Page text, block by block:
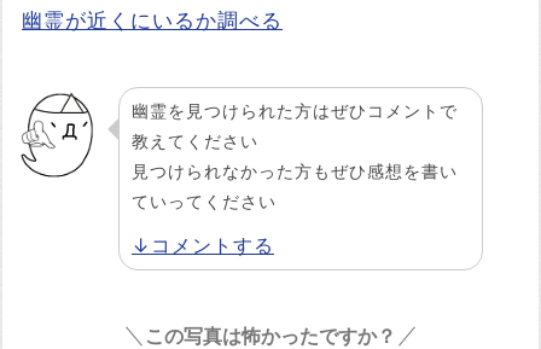
幽霊が近くにいるか調べる
幽霊を見つけられた方はぜひコメントで
教えてください
見つけられなかった方もぜひ感想を書い
ていってください
↓コメントする
この写真は怖かったですか？